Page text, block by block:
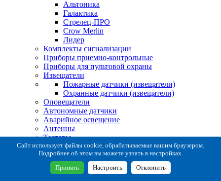
Альтоника
Галактика
Стрелец-ПРО
Crow Merlin
Лидер
Комплекты сигнализации
Приборы приемно-контрольные
Приборы для пультовой охраны
Извещатели
Пожарные датчики (извещатели)
Охранные датчики (извещатели)
Оповещатели
Автономные датчики
Аварийное освещение
Антенны
Тестеры
Система сбора извещений
Расходные и монтажные материалы
Коробки коммутационные
Кронштейны для извещателей
Сайт использует файлы cookie, обрабатываемые вашим браузером.
Подробнее об этом вы можете узнать в настройках.
Принять Настроить Отклонить